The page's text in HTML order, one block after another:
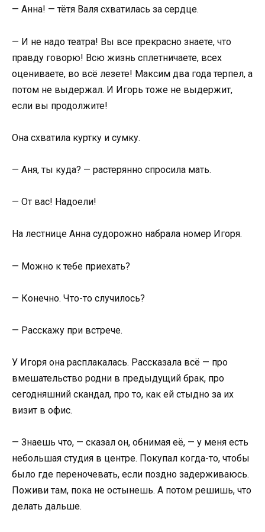
— Анна! — тётя Валя схватилась за сердце.
— И не надо театра! Вы все прекрасно знаете, что
правду говорю! Всю жизнь сплетничаете, всех
оцениваете, во всё лезете! Максим два года терпел, а
потом не выдержал. И Игорь тоже не выдержит,
если вы продолжите!
Она схватила куртку и сумку.
— Аня, ты куда? — растерянно спросила мать.
— От вас! Надоели!
На лестнице Анна судорожно набрала номер Игоря.
— Можно к тебе приехать?
— Конечно. Что-то случилось?
— Расскажу при встрече.
У Игоря она расплакалась. Рассказала всё — про
вмешательство родни в предыдущий брак, про
сегодняшний скандал, про то, как ей стыдно за их
визит в офис.
— Знаешь что, — сказал он, обнимая её, — у меня есть
небольшая студия в центре. Покупал когда-то, чтобы
было где переночевать, если поздно задерживаюсь.
Поживи там, пока не остынешь. А потом решишь, что
делать дальше.